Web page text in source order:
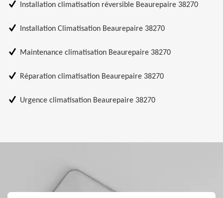
Installation climatisation réversible Beaurepaire 38270
Installation Climatisation Beaurepaire 38270
Maintenance climatisation Beaurepaire 38270
Réparation climatisation Beaurepaire 38270
Urgence climatisation Beaurepaire 38270